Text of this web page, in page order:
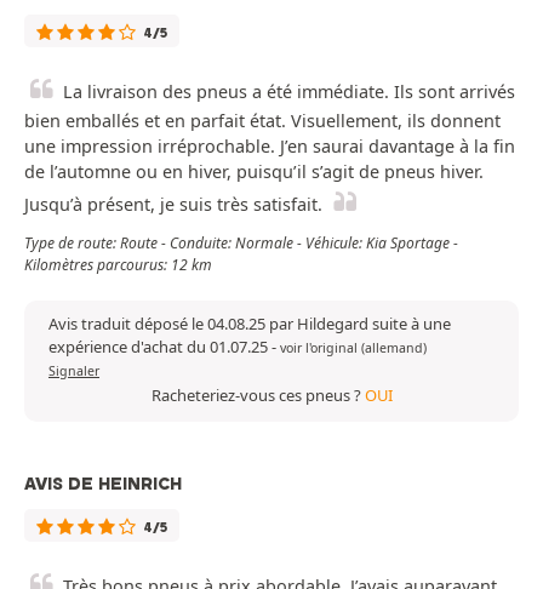
4/5
La livraison des pneus a été immédiate. Ils sont arrivés
bien emballés et en parfait état. Visuellement, ils donnent
une impression irréprochable. J’en saurai davantage à la fin
de l’automne ou en hiver, puisqu’il s’agit de pneus hiver.
Jusqu’à présent, je suis très satisfait.
Type de route: Route - Conduite: Normale - Véhicule: Kia Sportage -
Kilomètres parcourus: 12 km
Avis traduit déposé le 04.08.25 par Hildegard suite à une
expérience d'achat du 01.07.25- voir l'original (allemand)
Signaler
Racheteriez-vous ces pneus ?OUI
AVIS DE HEINRICH
4/5